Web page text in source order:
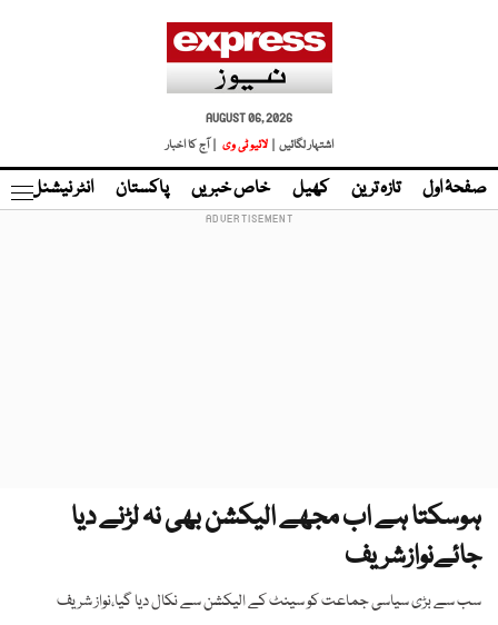
AUGUST 06, 2026
اشتہار لگائیں |
لائیو ٹی وی | آج کا اخبار
صفحۂ اول تازہ ترین کھیل خاص خبریں پاکستان انٹر نیشنل
ہوسکتا ہے اب مجھے الیکشن بھی نہ لڑنے دیا
جائےنوازشریف
سب سے بڑی سیاسی جماعت کو سینٹ کے الیکشن سے نکال دیا گیا،نواز شریف